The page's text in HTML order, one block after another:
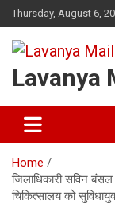
Skip
to
content
Thursday, August 6,
Lavanya
Home
जिलाधिकारी सविन
चिकित्सालय को